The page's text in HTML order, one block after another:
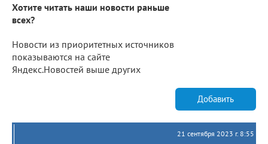
Хотите читать наши новости раньше
всех?
Новости из приоритетных источников
показываются на сайте
Яндекс.Новостей выше других
Добавить
21 сентября 2023 г. 8:55